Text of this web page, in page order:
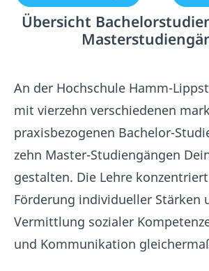
Übersicht
An der Hochschule Hamm-
mit vierzehn verschiedenen
praxisbezogenen Bachelor-
zehn Master-Studiengängen
gestalten. Die Lehre
Förderung individueller Stärken
Vermittlung sozialer
und Kommunikation